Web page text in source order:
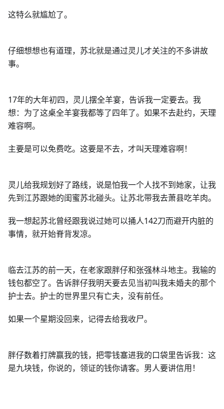
这特么就尴尬了。
仔细想想也有道理，苏北就是通过灵儿才关注的不多讲故
事。
17年的大年初四，灵儿摆全羊宴，告诉我一定要去。我
想：为了这桌全羊宴我都等了四年了。如果不去赴约，天理
难容啊。
主要是可以免费吃。这要是不去，才叫天理难容啊！
灵儿给我规划好了路线，说是怕我一个人找不到她家，让我
先到江苏跟她的闺蜜苏北碰头。让苏北带我去萧县吃羊肉。
我一想起苏北曾经跟我说过她可以捅人142刀而避开内脏的
事情，就开始脊背发凉。
临去江苏的前一天，在老家跟胖仔和张强林斗地主。我输的
钱包都空了。告诉胖仔我明天要去见当初叫我未婚夫的那个
护士去。护士的世界里只有亡夫，没有前任。
如果一个星期没回来，记得去给我收尸。
胖仔数着打牌赢我的钱，把零钱塞进我的口袋里告诉我：这
是九块钱，你说的，领证的钱你请客。男人要讲信用！